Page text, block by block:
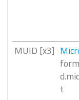
MUID [x3]
t